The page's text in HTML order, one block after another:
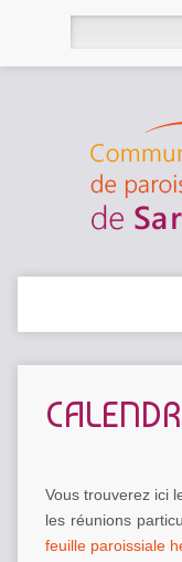
Vous trouverez ici
les réunions
feuille paroissiale